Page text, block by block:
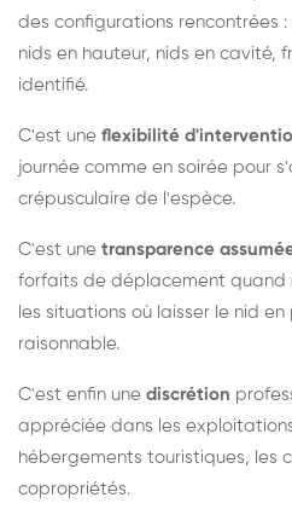
des configurations rencontrées :
nids en hauteur, nids en cavité,
identifié.
C'est une flexibilité
journée comme en soirée pour
crépusculaire de l'espèce.
C'est une transparence
forfaits de déplacement quand
les situations où laisser le nid
raisonnable.
C'est enfin une discrétion
appréciée dans les
hébergements touristiques, les
copropriétés.